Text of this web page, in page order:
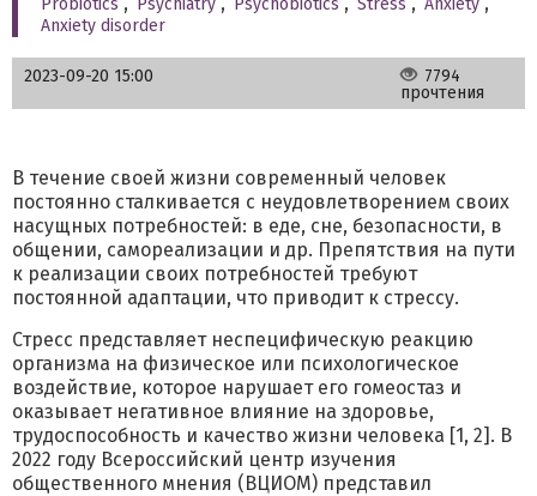
Probiotics , Psychiatry , Psychobiotics , Stress , Anxiety ,
Anxiety disorder
2023-09-20 15:00
7794
прочтения
В течение своей жизни современный человек
постоянно сталкивается с неудовлетворением своих
насущных потребностей: в еде, сне, безопасности, в
общении, самореализации и др. Препятствия на пути
к реализации своих потребностей требуют
постоянной адаптации, что приводит к стрессу.
Стресс представляет неспецифическую реакцию
организма на физическое или психологическое
воздействие, которое нарушает его гомеостаз и
оказывает негативное влияние на здоровье,
трудоспособность и качество жизни человека [1, 2]. В
2022 году Всероссийский центр изучения
общественного мнения (ВЦИОМ) представил